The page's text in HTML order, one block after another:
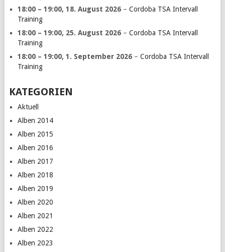
18:00 – 19:00, 18. August 2026– Cordoba TSA Intervall
Training
18:00 – 19:00, 25. August 2026– Cordoba TSA Intervall
Training
18:00 – 19:00, 1. September 2026– Cordoba TSA Intervall
Training
KATEGORIEN
Aktuell
Alben 2014
Alben 2015
Alben 2016
Alben 2017
Alben 2018
Alben 2019
Alben 2020
Alben 2021
Alben 2022
Alben 2023